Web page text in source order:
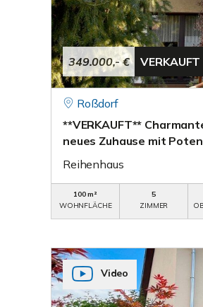
349.000,- € VERKAUFT
Roßdorf
**VERKAUFT**
neues Zuhause mit
Reihenhaus
100 m²
WOHNFLÄCHE
5
ZIMMER
Video